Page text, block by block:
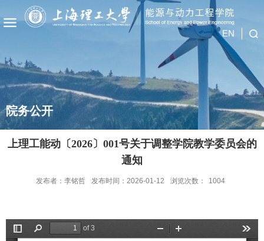
EN
院务公开
上理工能动〔2026〕001号关于调整学院教学委员会的
通知
发布者：李铭哲 发布时间：2026-01-12 浏览次数： 1004